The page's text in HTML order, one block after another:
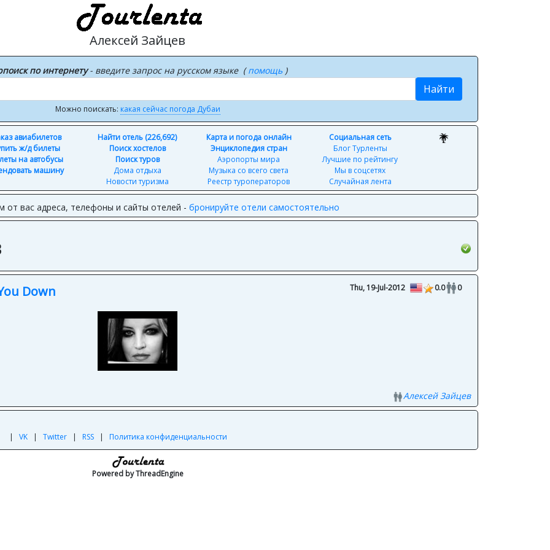
Алексей Зайцев
по интернету- введите запрос на русском языке (помощь )
Найти
Можно поискать: какая сейчас погода Дубаи
авиабилетов
ж/д билеты
на автобусы
машину
Найти отель (226,692)
Поиск хостелов
Поиск туров
Дома отдыха
Новости туризма
Карта и погода онлайн
Энциклопедия стран
Аэропорты мира
Музыка со всего света
Реестр туроператоров
Социальная сеть
Блог Турленты
Лучшие по рейтингу
Мы в соцсетях
Случайная лента
от вас адреса, телефоны и сайты отелей - бронируйте отели самостоятельно
Down Thu, 19-Jul-2012 0.0 0
Алексей Зайцев
| VK | Twitter | RSS | Политика конфиденциальности
Powered by ThreadEngine